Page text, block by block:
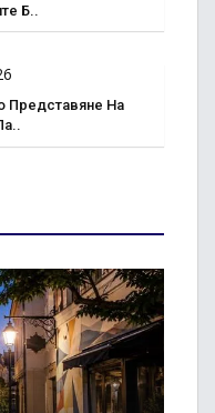
Б..
Представяне На